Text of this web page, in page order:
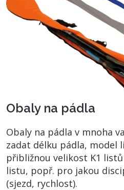
Obaly na pádla
Obaly na pádla v mnoha
zadat délku pádla, model
přibližnou velikost K1
listu, popř. pro jakou
(sjezd, rychlost).